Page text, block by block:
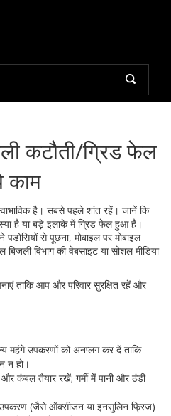
कटौती/ग्रिड फेल
काम
है। सबसे पहले शांत रहें। जानें कि
है या बड़े इलाके में ग्रिड फेल हुआ है।
से पूछना, मोबाइल पर मोबाइल
विभाग की वेबसाइट या सोशल मीडिया
ताकि आप और परिवार सुरक्षित रहें और
महंगे उपकरणों को अनप्लग कर दें ताकि
न हो।
कंबल तैयार रखें; गर्मी में पानी और ठंडी
(जैसे ऑक्सीजन या इनसुलिन फ्रिज)